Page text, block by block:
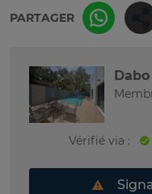
PARTAGER
Vérifié via :